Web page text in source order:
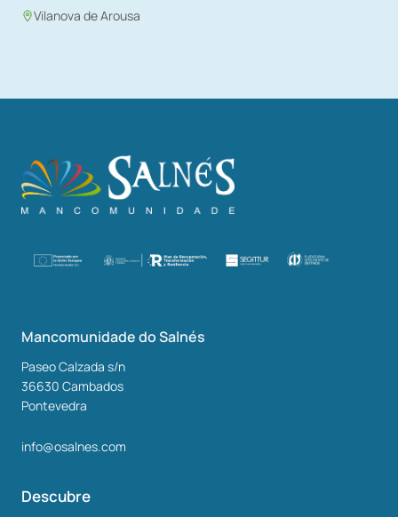
Vilanova de Arousa
Mancomunidade do Salnés
Paseo Calzada s/n
36630 Cambados
Pontevedra
info@osalnes.com
Descubre